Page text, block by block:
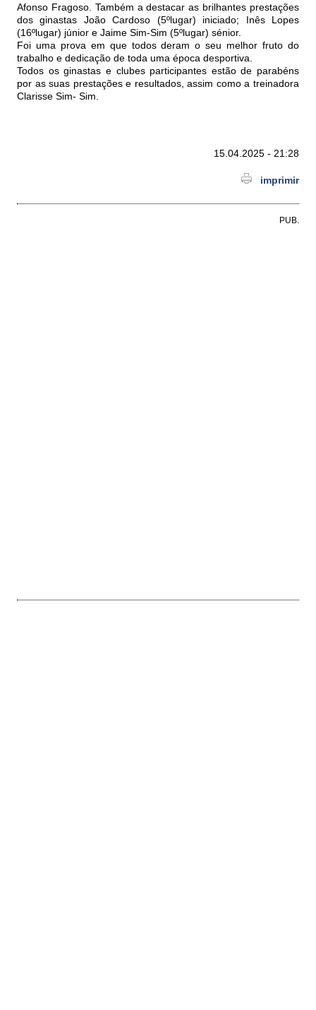
Afonso Fragoso. Também a destacar as brilhantes prestações
dos ginastas João Cardoso (5ºlugar) iniciado; Inês Lopes
(16ºlugar) júnior e Jaime Sim-Sim (5ºlugar) sénior.
Foi uma prova em que todos deram o seu melhor fruto do
trabalho e dedicação de toda uma época desportiva.
Todos os ginastas e clubes participantes estão de parabéns
por as suas prestações e resultados, assim como a treinadora
Clarisse Sim- Sim.
15.04.2025 - 21:28
imprimir
PUB.